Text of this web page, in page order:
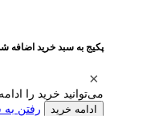
پکیج به سبد خرید اضافه
می‌توانید خرید را
ادامه خرید رفتن به